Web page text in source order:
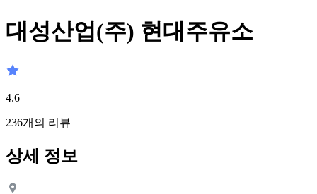
대성산업(주) 현대주유소
4.6
236개의 리뷰
상세 정보